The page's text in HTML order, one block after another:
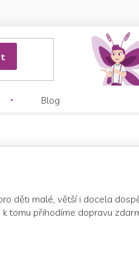
Blog
děti malé, větší i docela
tomu přihodíme dopravu